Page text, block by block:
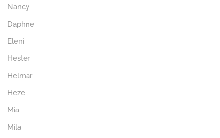
Nancy
Daphne
Eleni
Hester
Helmar
Heze
Mia
Mila